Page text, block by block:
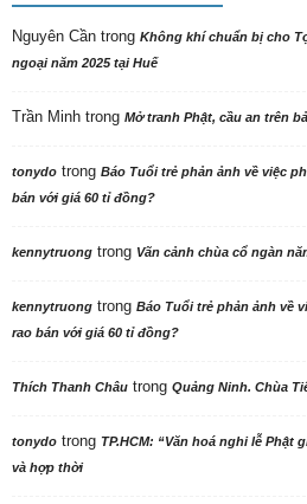
Nguyên Cần trong Không khí chuẩn bị cho
ngoại năm 2025 tại Huế
Trần Minh trong Mở tranh Phật, cầu an trên
tonydo trong Báo Tuổi trẻ phản ảnh về việc
bán với giá 60 tỉ đồng?
kennytruong trong Vãn cảnh chùa cổ ngàn
kennytruong trong Báo Tuổi trẻ phản ảnh về
rao bán với giá 60 tỉ đồng?
Thích Thanh Châu trong Quảng Ninh. Chùa
tonydo trong TP.HCM: “Văn hoá nghi lễ Phật
và hợp thời